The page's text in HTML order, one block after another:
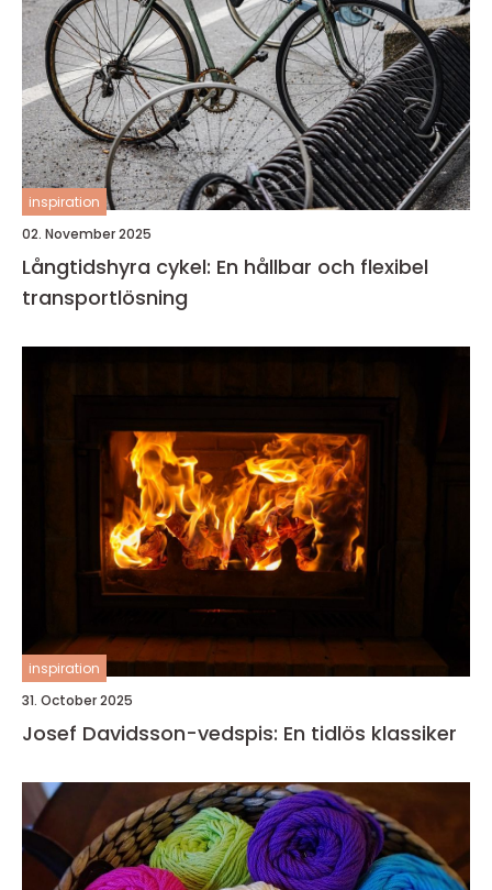
inspiration
02. November 2025
Långtidshyra cykel: En hållbar och flexibel
transportlösning
inspiration
31. October 2025
Josef Davidsson-vedspis: En tidlös klassiker